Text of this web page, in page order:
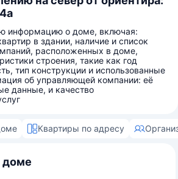
информацию о доме, включая:
в здании, наличие и список
расположенных в доме,
строения, такие как год
тип конструкции и использованные
об управляющей компании: её
данные, и качество
Квартиры по адресу
доме